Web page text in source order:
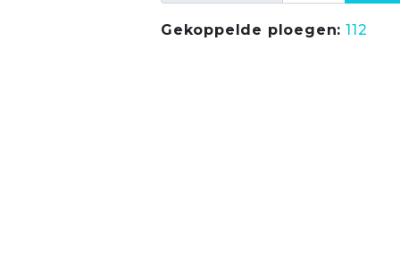
Gekoppelde ploegen: 112